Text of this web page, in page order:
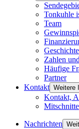
Tonkuhle
Team
Geschichte
Zahlen
Häufige
Partner
Kontakt Weitere
Kontakt,
Mitschnitte
Nachrichten